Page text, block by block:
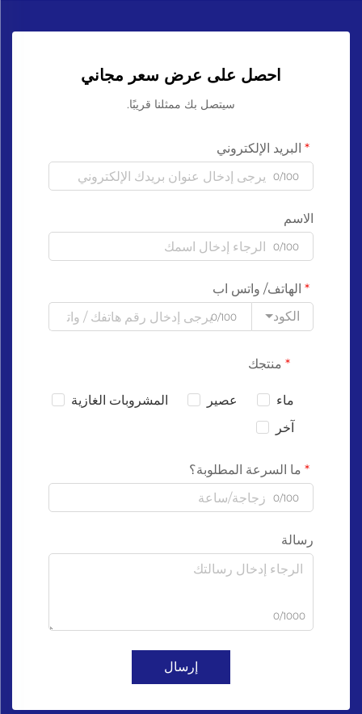
احصل على عرض سعر مجاني
سيتصل بك ممثلنا قريبًا.
البريد الإلكتروني
0/100
الاسم
0/100
الهاتف/ واتس اب
الكود
0/100
منتجك
ماء عصير
المشروبات الغازية
آخر
ما السرعة المطلوبة؟
0/100
رسالة
0/1000
إرسال